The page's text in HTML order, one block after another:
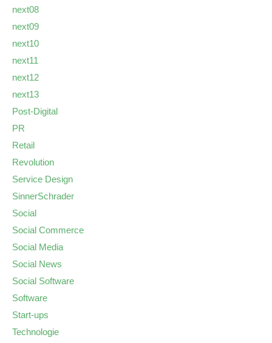
next08
next09
next10
next11
next12
next13
Post-Digital
PR
Retail
Revolution
Service Design
SinnerSchrader
Social
Social Commerce
Social Media
Social News
Social Software
Software
Start-ups
Technologie